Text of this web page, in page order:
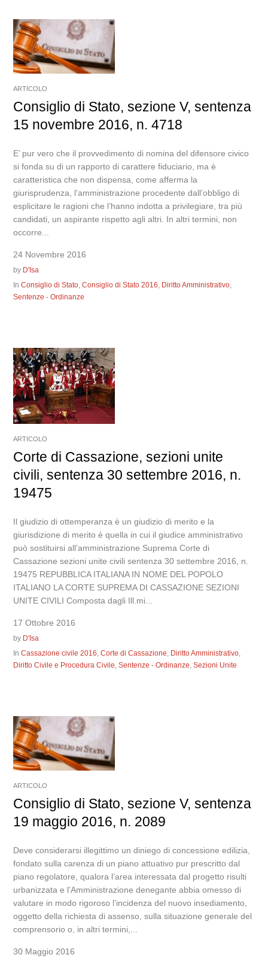
ARTICOLO
Consiglio di Stato, sezione V, sentenza
15 novembre 2016, n. 4718
E’ pur vero che il provvedimento di nomina del difensore civico
si fonda su di un rapporto di carattere fiduciario, ma è
caratteristica che non dispensa, come afferma la
giurisprudenza, l’amministrazione procedente dall’obbligo di
esplicitare le ragioni che l’hanno indotta a privilegiare, tra più
candidati, un aspirante rispetto agli altri. In altri termini, non
occorre...
24 Novembre 2016
by D'Isa
InConsiglio di Stato ,Consiglio di Stato 2016 Diritto Amministrativo
Sentenze - Ordinanze
ARTICOLO
Corte di Cassazione, sezioni unite
civili, sentenza 30 settembre 2016, n.
19475
Il giudizio di ottemperanza è un giudizio di merito e la
giurisdizione di merito è quella in cui il giudice amministrativo
può sostituirsi all’amministrazione Suprema Corte di
Cassazione sezioni unite civili sentenza 30 settembre 2016, n.
19475 REPUBBLICA ITALIANA IN NOME DEL POPOLO
ITALIANO LA CORTE SUPREMA DI CASSAZIONE SEZIONI
UNITE CIVILI Composta dagli Ill.mi...
17 Ottobre 2016
by D'Isa
InCassazione civile 2016,Corte di Cassazione, Diritto Amministrativo,
Diritto Civile e Procedura Civile,Sentenze - Ordinanze,Sezioni Unite
ARTICOLO
Consiglio di Stato, sezione V, sentenza
19 maggio 2016, n. 2089
Deve considerarsi illegittimo un diniego di concessione edilizia,
fondato sulla carenza di un piano attuativo pur prescritto dal
piano regolatore, qualora l’area interessata dal progetto risulti
urbanizzata e l’Amministrazione denegante abbia omesso di
valutare in modo rigoroso l’incidenza del nuovo insediamento,
oggetto della richiesta di assenso, sulla situazione generale del
comprensorio o, in altri termini,...
30 Maggio 2016